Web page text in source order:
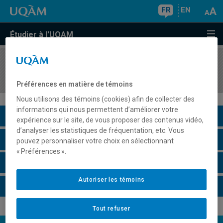
FR EN
Étudier à l'UQAM
COURS//
Description du cours
Horaire - Été 2026
Préférences en matière de témoins
Nous utilisons des témoins (cookies) afin de collecter des
informations qui nous permettent d’améliorer votre
expérience sur le site, de vous proposer des contenus vidéo,
d’analyser les statistiques de fréquentation, etc. Vous
pouvez personnaliser votre choix en sélectionnant
« Préférences ».
Tout refuser
Autoriser les témoins